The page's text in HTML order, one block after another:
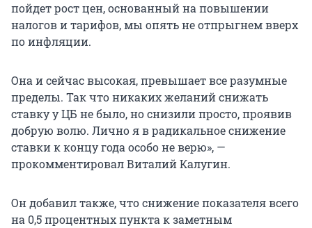
пойдет рост цен, основанный на повышении
налогов и тарифов, мы опять не отпрыгнем вверх
по инфляции.
Она и сейчас высокая, превышает все разумные
пределы. Так что никаких желаний снижать
ставку у ЦБ не было, но снизили просто, проявив
добрую волю. Лично я в радикальное снижение
ставки к концу года особо не верю», —
прокомментировал Виталий Калугин.
Он добавил также, что снижение показателя всего
на 0,5 процентных пункта к заметным